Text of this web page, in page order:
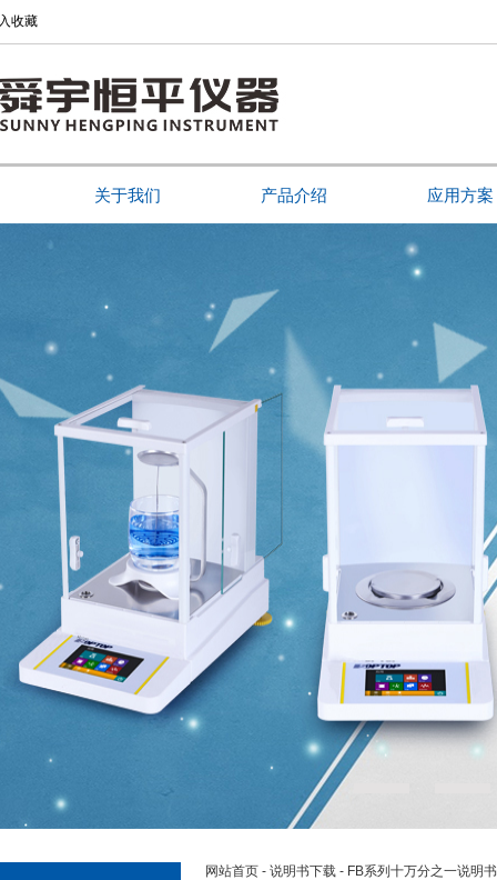
收藏
关于我们 产品介绍 应用方案
网站首页 - 说明书下载 - FB系列十万分之一说明